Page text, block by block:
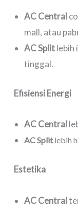
AC Central
mall, atau
AC Splitlebih
tinggal.
Efisiensi Energi
AC Central
AC Splitlebih
Estetika
AC Central